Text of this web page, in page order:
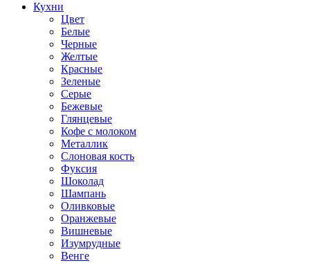
Кухни
Цвет
Белые
Черные
Желтые
Красные
Зеленые
Серые
Бежевые
Глянцевые
Кофе с молоком
Металлик
Слоновая кость
Фуксия
Шоколад
Шампань
Оливковые
Оранжевые
Вишневые
Изумрудные
Венге